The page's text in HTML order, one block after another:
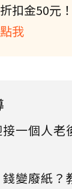
扣金50元！
我
一個人老
變廢紙？